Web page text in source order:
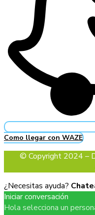
Como llegar con WAZE
© Copyright 2024 –
¿Necesitas ayuda?
Iniciar conversación
Hola selecciona un